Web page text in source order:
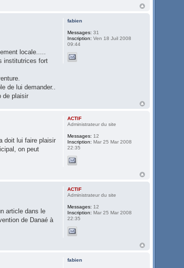
locale.....
institutrices fort
de lui demander..
de plaisir
fabien
Messages: 31
Inscription: Ven 18 Juil 2008
09:44
doit lui faire plaisir
on peut
ACTIF
Administrateur du site
Messages: 12
Inscription: Mar 25 Mar 2008
22:35
article dans le
de Danaé à
ACTIF
Administrateur du site
Messages: 12
Inscription: Mar 25 Mar 2008
22:35
fabien